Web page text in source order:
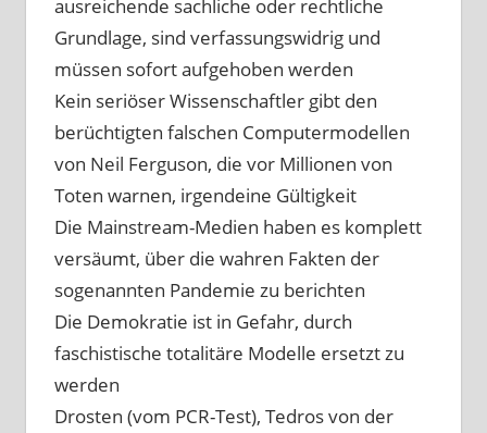
ausreichende sachliche oder rechtliche
Grundlage, sind verfassungswidrig und
müssen sofort aufgehoben werden
Kein seriöser Wissenschaftler gibt den
berüchtigten falschen Computermodellen
von Neil Ferguson, die vor Millionen von
Toten warnen, irgendeine Gültigkeit
Die Mainstream-Medien haben es komplett
versäumt, über die wahren Fakten der
sogenannten Pandemie zu berichten
Die Demokratie ist in Gefahr, durch
faschistische totalitäre Modelle ersetzt zu
werden
Drosten (vom PCR-Test), Tedros von der